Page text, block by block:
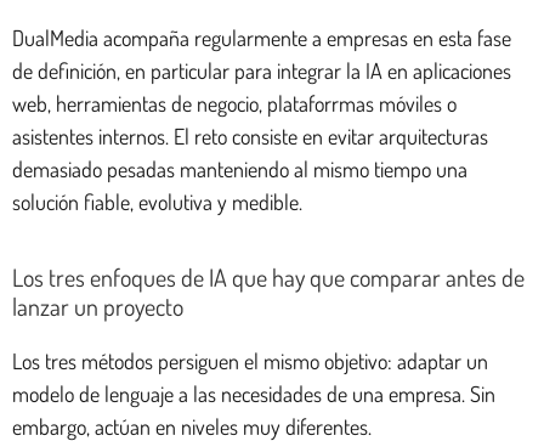
DualMedia acompaña regularmente a empresas en esta fase
de definición, en particular para integrar la IA en aplicaciones
web, herramientas de negocio, plataforrmas móviles o
asistentes internos. El reto consiste en evitar arquitecturas
demasiado pesadas manteniendo al mismo tiempo una
solución fiable, evolutiva y medible.
Los tres enfoques de IA que hay que comparar antes de
lanzar un proyecto
Los tres métodos persiguen el mismo objetivo: adaptar un
modelo de lenguaje a las necesidades de una empresa. Sin
embargo, actúan en niveles muy diferentes.